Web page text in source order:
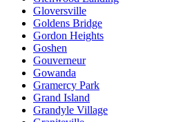
Gloversville
Goldens Bridge
Gordon Heights
Goshen
Gouverneur
Gowanda
Gramercy Park
Grand Island
Grandyle Village